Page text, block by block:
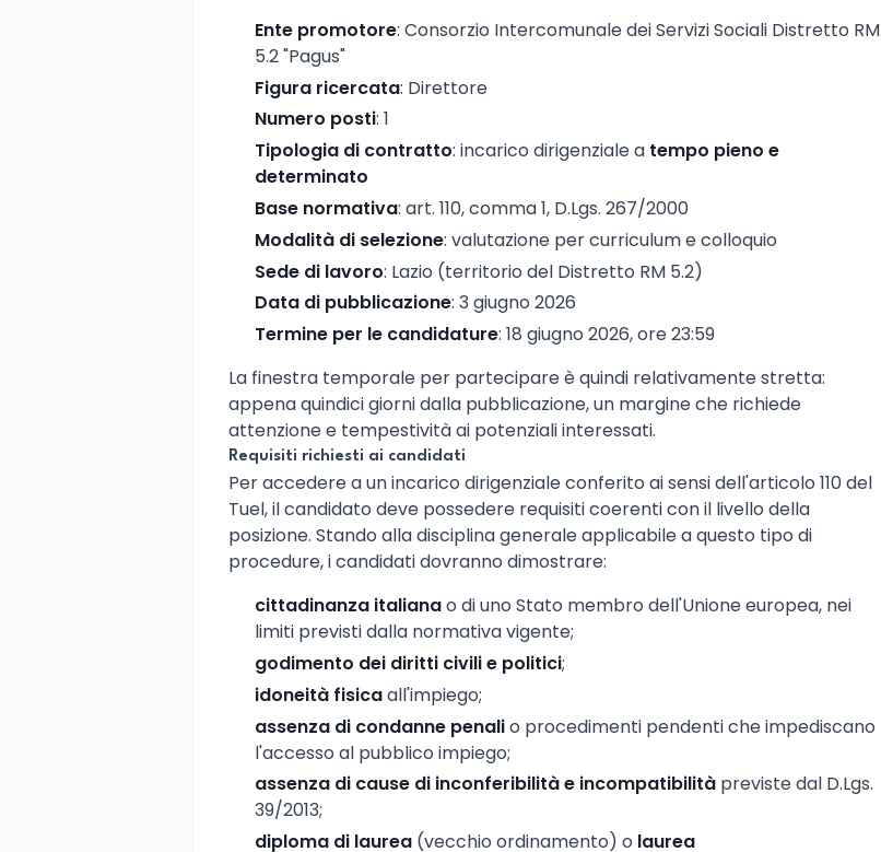
Ente promotore: Consorzio Intercomunale dei Servizi Sociali Distretto RM
5.2 "Pagus"
Figura ricercata: Direttore
Numero posti: 1
Tipologia di contratto: incarico dirigenziale a tempo pieno e
determinato
Base normativa: art. 110, comma 1, D.Lgs. 267/2000
Modalità di selezione: valutazione per curriculum e colloquio
Sede di lavoro: Lazio (territorio del Distretto RM 5.2)
Data di pubblicazione: 3 giugno 2026
Termine per le candidature: 18 giugno 2026, ore 23:59
La finestra temporale per partecipare è quindi relativamente stretta:
appena quindici giorni dalla pubblicazione, un margine che richiede
attenzione e tempestività ai potenziali interessati.
Requisiti richiesti ai candidati
Per accedere a un incarico dirigenziale conferito ai sensi dell'articolo 110 del
Tuel, il candidato deve possedere requisiti coerenti con il livello della
posizione. Stando alla disciplina generale applicabile a questo tipo di
procedure, i candidati dovranno dimostrare:
cittadinanza italianao di uno Stato membro dell'Unione europea, nei
limiti previsti dalla normativa vigente;
godimento dei diritti civili e politici;
idoneità fisicaall'impiego;
assenza di condanne penalio procedimenti pendenti che impediscano
l'accesso al pubblico impiego;
assenza di cause di inconferibilità e incompatibilità previste dal D.Lgs.
39/2013;
diploma di laurea (vecchio ordinamento) o laurea